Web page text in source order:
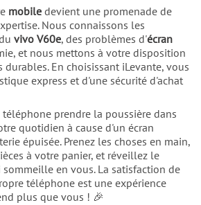
mobile devient une promenade de
Nous connaissons les
vivo V60e, des problèmes d'écran
et nous mettons à votre disposition
En choisissant iLevante, vous
express et d'une sécurité d'achat
prendre la poussière dans
quotidien à cause d'un écran
épuisée. Prenez les choses en main,
à votre panier, et réveillez le
en vous. La satisfaction de
téléphone est une expérience
plus que vous ! 🎉